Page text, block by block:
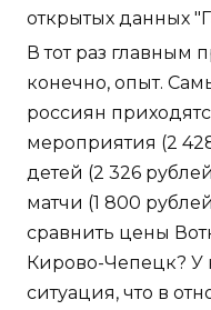
открытых данных
В тот раз главным
конечно, опыт.
россиян
мероприятия (2
детей (2 326
матчи (1 800
сравнить цены
Кирово-Чепецк? У
ситуация, что в